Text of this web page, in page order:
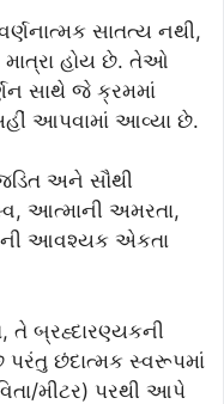
સાતત્ય નથી,
માત્રા હોય છે. તેઓ
સાથે જે ક્રમમાં
આપવામાં આવ્યા છે.
અને સૌથી
આત્માની અમરતા,
આવશ્યક એકતા
તે બ્રહ્દારણ્યકની
પરંતુ છંદાત્મક સ્વરૂપમાં
મીટર) પરથી આપે